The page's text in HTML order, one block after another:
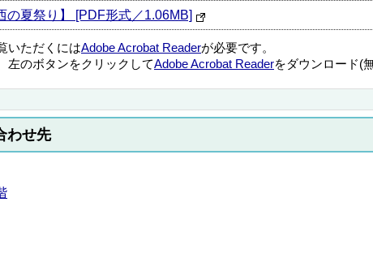
の夏祭り】 [PDF形式／1.06MB]
いただくにはAdobe Acrobat Readerが必要です。
左のボタンをクリックしてAdobe Acrobat Readerをダウンロード(
わせ先